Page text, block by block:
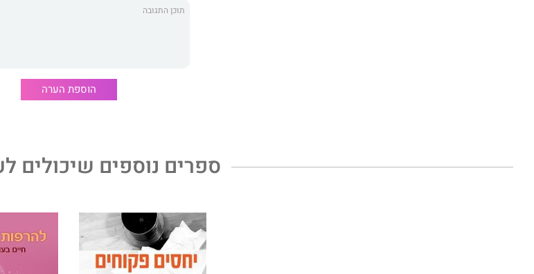
את אופן התמיכה המתאים ולחפור עמוק יותר בתוך עצמנו במטרה לגלות
הוספת הערה
ספרים נוספים שיכולים